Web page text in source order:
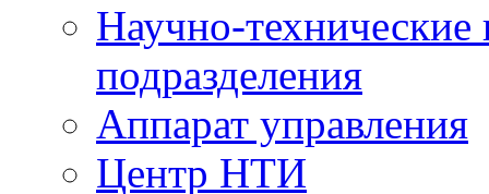
Научно-технические
подразделения
Аппарат управления
Центр НТИ